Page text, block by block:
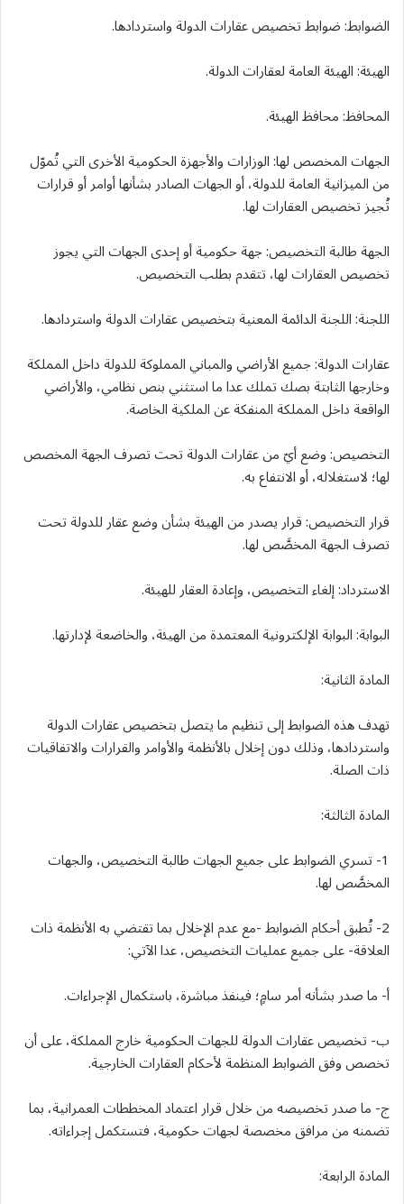
الضوابط: ضوابط تخصيص عقارات الدولة واستردادها.
الهيئة: الهيئة العامة لعقارات الدولة.
المحافظ: محافظ الهيئة.
الجهات المخصص لها: الوزارات والأجهزة الحكومية الأخرى التي تُموّل
من الميزانية العامة للدولة، أو الجهات الصادر بشأنها أوامر أو قرارات
تُجيز تخصيص العقارات لها.
الجهة طالبة التخصيص: جهة حكومية أو إحدى الجهات التي يجوز
تخصيص العقارات لها، تتقدم بطلب التخصيص.
اللجنة: اللجنة الدائمة المعنية بتخصيص عقارات الدولة واستردادها.
عقارات الدولة: جميع الأراضي والمباني المملوكة للدولة داخل المملكة
وخارجها الثابتة بصك تملك عدا ما استثني بنص نظامي، والأراضي
الواقعة داخل المملكة المنفكة عن الملكية الخاصة.
التخصيص: وضع أيّ من عقارات الدولة تحت تصرف الجهة المخصص
لها؛ لاستغلاله، أو الانتفاع به.
قرار التخصيص: قرار يصدر من الهيئة بشأن وضع عقار للدولة تحت
تصرف الجهة المخصَّص لها.
الاسترداد: إلغاء التخصيص، وإعادة العقار للهيئة.
البوابة: البوابة الإلكترونية المعتمدة من الهيئة، والخاضعة لإدارتها.
المادة الثانية:
تهدف هذه الضوابط إلى تنظيم ما يتصل بتخصيص عقارات الدولة
واستردادها، وذلك دون إخلال بالأنظمة والأوامر والقرارات والاتفاقيات
ذات الصلة.
المادة الثالثة:
1- تسري الضوابط على جميع الجهات طالبة التخصيص، والجهات
المخصَّص لها.
2- تُطبق أحكام الضوابط -مع عدم الإخلال بما تقتضي به الأنظمة ذات
العلاقة- على جميع عمليات التخصيص، عدا الآتي:
أ- ما صدر بشأنه أمر سامٍ؛ فينفذ مباشرة، باستكمال الإجراءات.
ب- تخصيص عقارات الدولة للجهات الحكومية خارج المملكة، على أن
تخصص وفق الضوابط المنظمة لأحكام العقارات الخارجية.
ج- ما صدر تخصيصه من خلال قرار اعتماد المخططات العمرانية، بما
تضمنه من مرافق مخصصة لجهات حكومية، فتستكمل إجراءاته.
المادة الرابعة: